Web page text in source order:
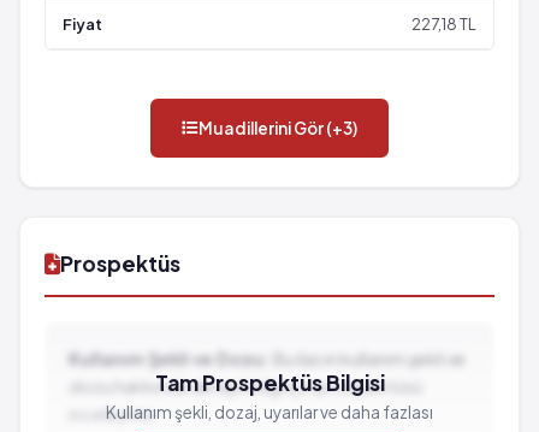
227,18 TL
Muadillerini Gör (+3)
Prospektüs
Kullanım Şekli ve Dozu:
Bu ilacın kullanım şekli ve
dozu hakkında detaylı bilgi için prospektüsü
inceleyiniz.
Tam Prospektüs Bilgisi
Kullanım şekli, dozaj, uyarılar ve daha fazlası